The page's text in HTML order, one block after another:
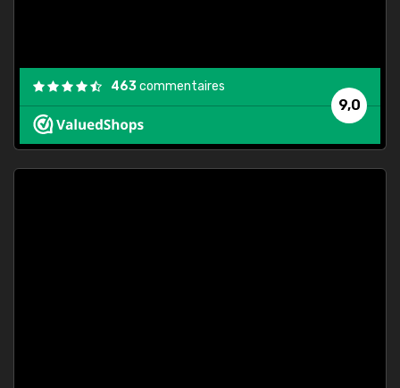
9,0
463commentaires